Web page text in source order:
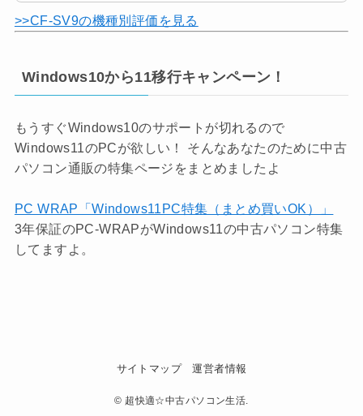
>>CF-SV9の機種別評価を見る
Windows10から11移行キャンペーン！
もうすぐWindows10のサポートが切れるので
Windows11のPCが欲しい！ そんなあなたのために中古
パソコン通販の特集ページをまとめましたよ
PC WRAP「Windows11PC特集（まとめ買いOK）」
3年保証のPC-WRAPがWindows11の中古パソコン特集
してますよ。
サイトマップ 運営者情報
© 超快適☆中古パソコン生活.